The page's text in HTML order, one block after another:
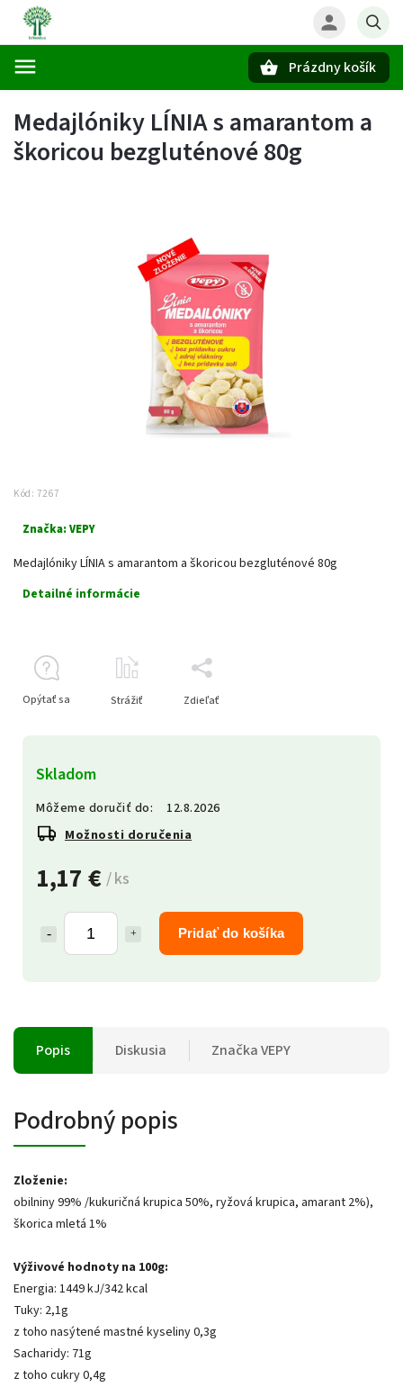
Prázdny košík
Medajlóniky LÍNIA s amarantom a
škoricou bezgluténové 80g
Kód: 7267
Značka:VEPY
1,17 € / ks
Pridať do košíka
Skladom
Môžeme doručiť do:
12.8.2026
Možnosti doručenia
Medajlóniky LÍNIA s amarantom a škoricou bezgluténové 80g
Detailné informácie
Opýtať sa Strážiť Zdieľať
Popis Diskusia ZnačkaVEPY
Podrobný popis
Zloženie:
obilniny 99% /kukuričná krupica 50%, ryžová krupica, amarant 2%),
škorica mletá 1%
Výživové hodnoty na 100g:
Energia: 1449 kJ/342 kcal
Tuky: 2,1g
z toho nasýtené mastné kyseliny 0,3g
Sacharidy: 71g
z toho cukry 0,4g